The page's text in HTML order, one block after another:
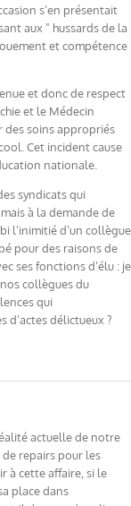
s’en présentait
aux " hussards de la
et compétence
et donc de respect
et le Médecin
des soins appropriés
Cet incident cause
nationale.
syndicats qui
à la demande de
l’inimitié d’un collègue
pour des raisons de
ses fonctions d’élu : je
collègues du
qui
d’actes délictueux ?
actuelle de notre
de repairs pour les
à cette affaire, si le
place dans